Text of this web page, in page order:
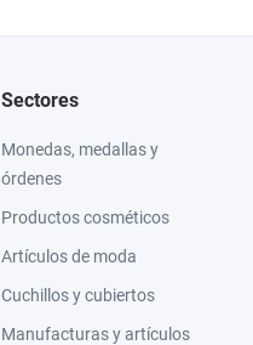
Sectores
Monedas, medallas y
órdenes
Productos cosméticos
Artículos de moda
Cuchillos y cubiertos
Manufacturas y artículos